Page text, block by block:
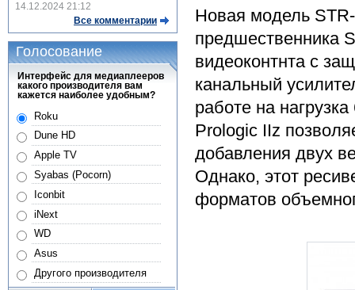
Новая модель
предшественника
видеоконтнта с
канальный
работе на
Prologic IIz
добавления двух
Однако, этот
форматов
14.12.2024 21:12
Все комментарии
Голосование
Интерфейс для медиаплееров
какого производителя вам
кажется наиболее удобным?
Roku
Dune HD
Apple TV
Syabas (Pocorn)
Iconbit
iNext
WD
Asus
Другого производителя